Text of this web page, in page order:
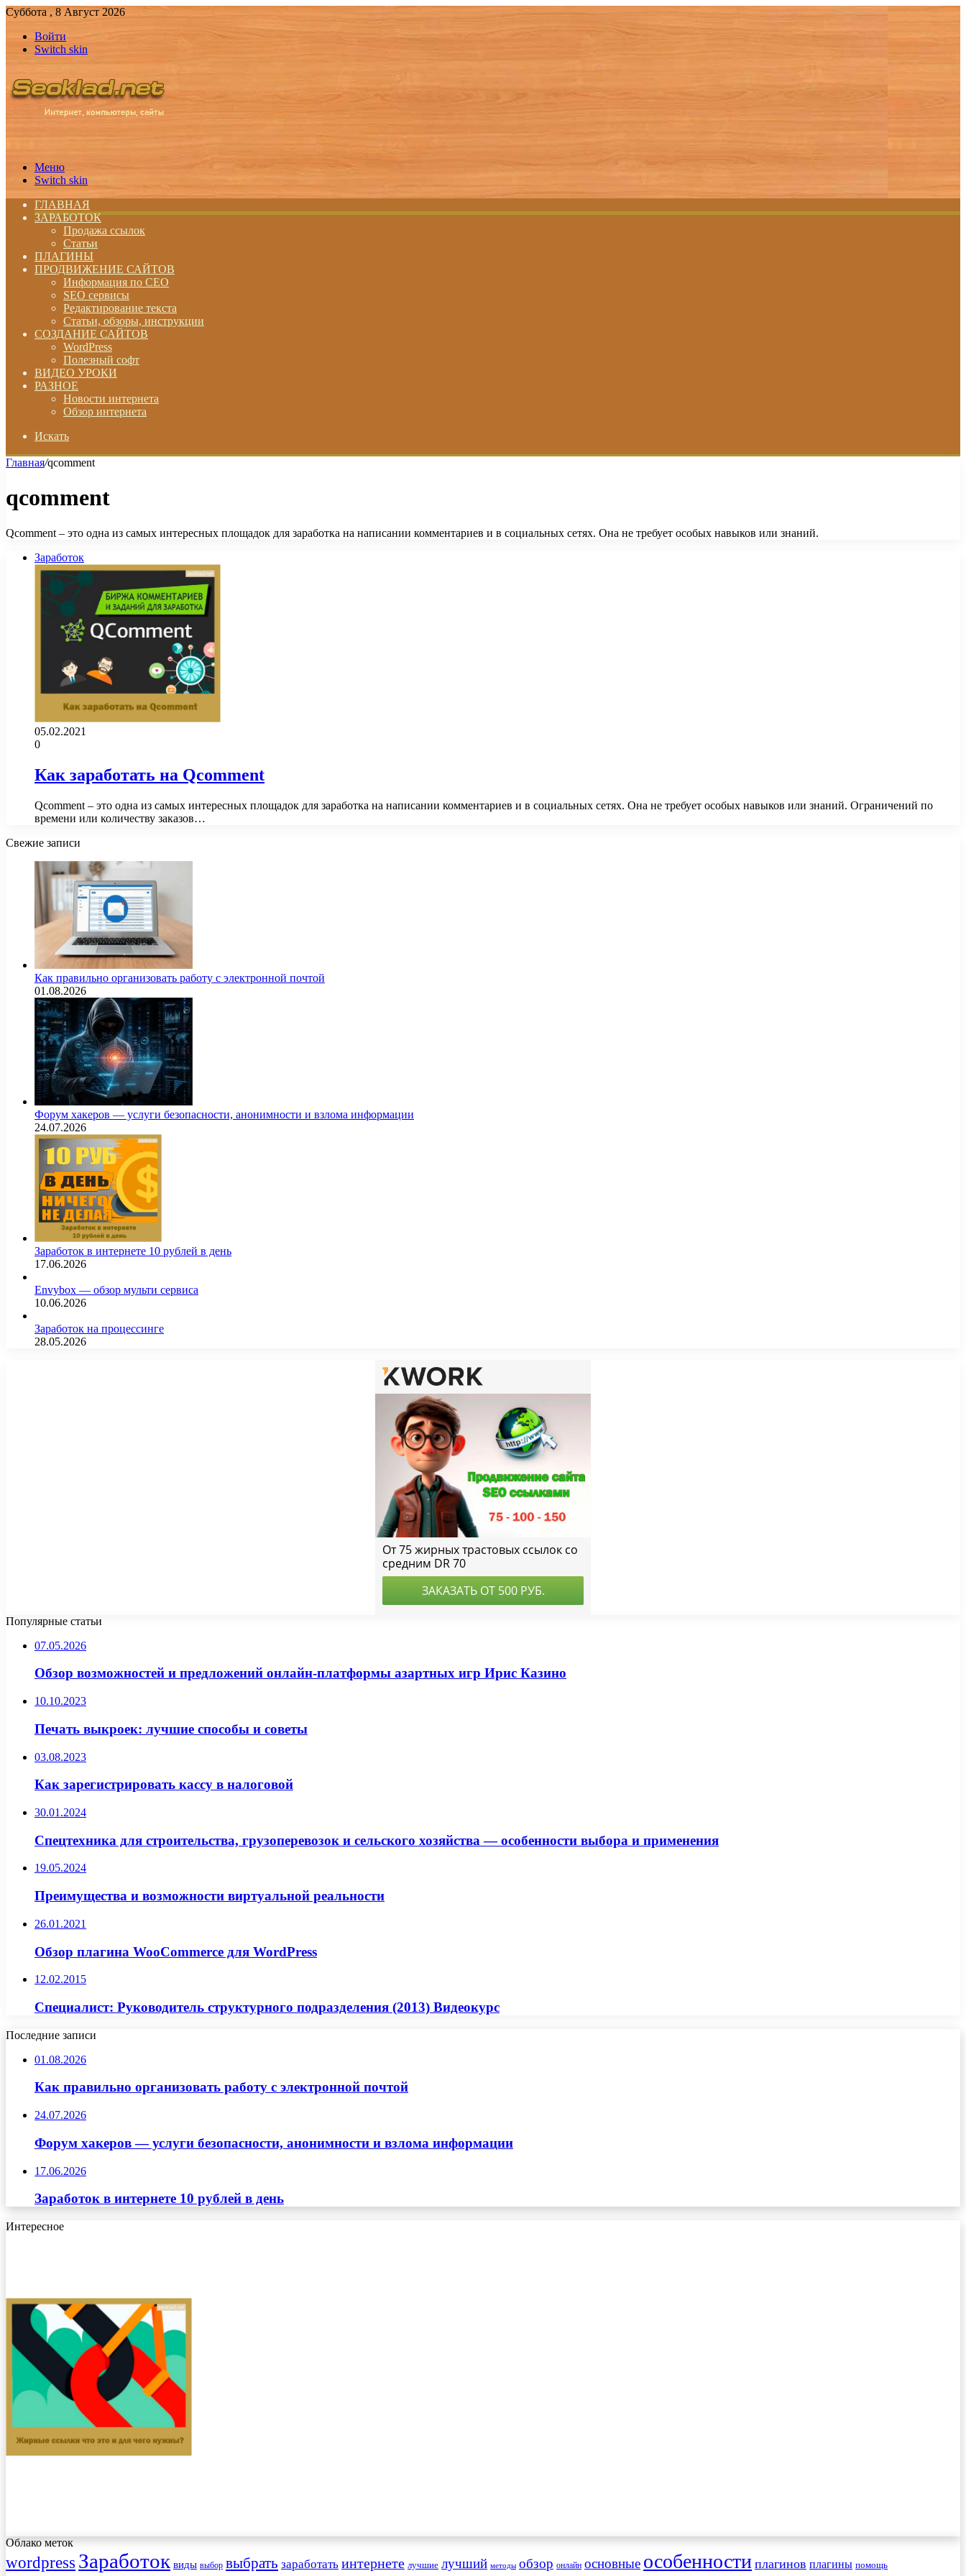
Суббота , 8 Август 2026
Войти
Switch skin
Меню
Switch skin
ГЛАВНАЯ
ЗАРАБОТОК
Продажа ссылок
Статьи
ПЛАГИНЫ
ПРОДВИЖЕНИЕ САЙТОВ
Информация по СЕО
SEO сервисы
Редактирование текста
Статьи, обзоры, инструкции
СОЗДАНИЕ САЙТОВ
WordPress
Полезный софт
ВИДЕО УРОКИ
РАЗНОЕ
Новости интернета
Обзор интернета
Искать
Главная/qcomment
qcomment
Qcomment – это одна из самых интересных площадок для заработка на написании комментариев и в социальных сетях. Она не требует особых навыков или знаний.
Заработок
05.02.2021
0
Как заработать на Qcomment
Qcomment – это одна из самых интересных площадок для заработка на написании комментариев и в социальных сетях. Она не требует особых навыков или знаний. Ограничений по
времени или количеству заказов…
Свежие записи
Как правильно организовать работу с электронной почтой
01.08.2026
Форум хакеров — услуги безопасности, анонимности и взлома информации
24.07.2026
Заработок в интернете 10 рублей в день
17.06.2026
Envybox — обзор мульти сервиса
10.06.2026
Заработок на процессинге
28.05.2026
Популярные статьи
07.05.2026
Обзор возможностей и предложений онлайн-платформы азартных игр Ирис Казино
10.10.2023
Печать выкроек: лучшие способы и советы
03.08.2023
Как зарегистрировать кассу в налоговой
30.01.2024
Спецтехника для строительства, грузоперевозок и сельского хозяйства — особенности выбора и применения
19.05.2024
Преимущества и возможности виртуальной реальности
26.01.2021
Обзор плагина WooCommerce для WordPress
12.02.2015
Специалист: Руководитель структурного подразделения (2013) Видеокурс
Последние записи
01.08.2026
Как правильно организовать работу с электронной почтой
24.07.2026
Форум хакеров — услуги безопасности, анонимности и взлома информации
17.06.2026
Заработок в интернете 10 рублей в день
Интересное
Облако меток
wordpress Заработок виды выбор выбрать заработать интернете лучшие лучший методы обзор онлайн основные особенности плагинов плагины помощь